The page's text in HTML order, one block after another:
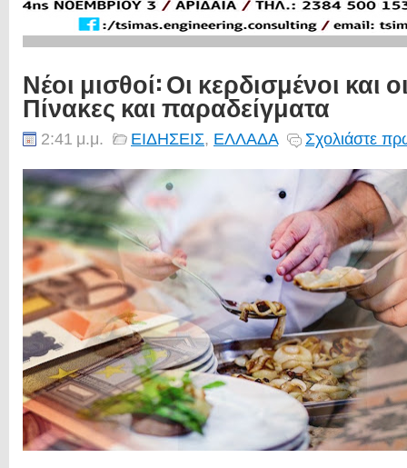
Νέοι μισθοί: Οι κερδισμένοι και
Πίνακες και παραδείγματα
2:41 μ.μ. ΕΙΔΗΣΕΙΣ, ΕΛΛΑΔΑ Σχολιάστε